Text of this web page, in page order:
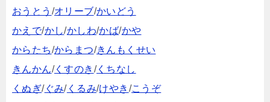
おうとう /オリーブ/かいどう
かえで/かし/かしわ/かば/かや
からたち/からまつ/きんもくせい
きんかん/くすのき /くちなし
くぬぎ/ぐみ/くるみ/けやき /こうぞ